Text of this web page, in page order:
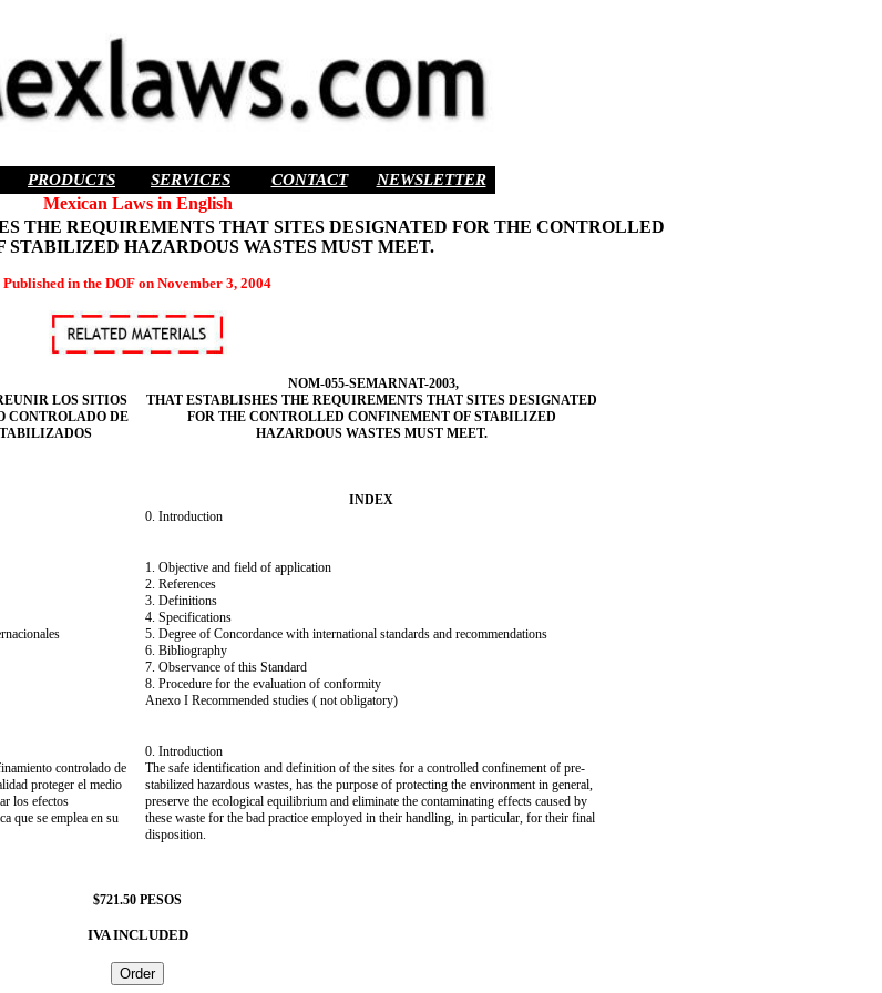
PRODUCTS SERVICES CONTACT NEWSLETTER
Mexican Laws in English
THE REQUIREMENTS THAT SITES DESIGNATED FOR THE CONTROLLED
STABILIZED HAZARDOUS WASTES MUST MEET.
Published in the DOF on November 3, 2004
LOS SITIOS
CONTROLADO DE
NOM-055-SEMARNAT-2003,
THAT ESTABLISHES THE REQUIREMENTS THAT SITES DESIGNATED
FOR THE CONTROLLED CONFINEMENT OF STABILIZED
HAZARDOUS WASTES MUST MEET.
INDEX
0. Introduction
1. Objective and field of application
2. References
3. Definitions
4. Specifications
5. Degree of Concordance with international standards and recommendations
6. Bibliography
7. Observance of this Standard
8. Procedure for the evaluation of conformity
Anexo I Recommended studies ( not obligatory)
0. Introduction
controlado de
proteger el medio
los efectos
que se emplea en su
The safe identification and definition of the sites for a controlled confinement of pre-
stabilized hazardous wastes, has the purpose of protecting the environment in general,
preserve the ecological equilibrium and eliminate the contaminating effects caused by
these waste for the bad practice employed in their handling, in particular, for their final
disposition.
$721.50 PESOS
IVA INCLUDED